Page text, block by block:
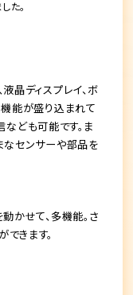
た。
晶ディスプレイ、ボ
機能が盛り込まれて
ども可能です。ま
なセンサーや部品を
かせて、多機能。さ
きます。